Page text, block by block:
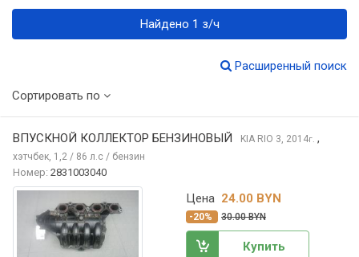
Найдено 1 з/ч
Расширенный поиск
Сортировать по
ВПУСКНОЙ КОЛЛЕКТОР БЕНЗИНОВЫЙ KIA RIO 3, 2014г. ,
хэтчбек, 1,2 / 86 л.с / бензин
Номер: 2831003040
Цена 24.00 BYN
-20% 30.00 BYN
Купить